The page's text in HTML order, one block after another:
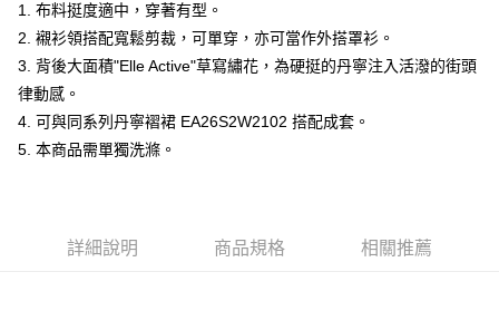
全家取貨付款
每筆NT$60，滿NT$1,500(含以上)免運費
付款後全家取貨
每筆NT$60，滿NT$1,500(含以上)免運費
付款後萊爾富取貨
1. 布料挺度適中，穿著有型。
2. 襯衫領搭配寬鬆剪裁，可單穿，亦可當作外搭罩衫。
3. 背後大面積"Elle Active"草寫繡花，為硬挺的丹寧注入活潑的街頭
律動感。
4. 可與同系列丹寧褶裙 EA26S2W2102 搭配成套。
5. 本商品需單獨洗滌。
詳細說明 商品規格 相關推薦